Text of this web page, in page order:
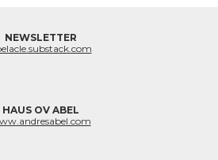
NEWSLETTER
HAUS OV ABEL